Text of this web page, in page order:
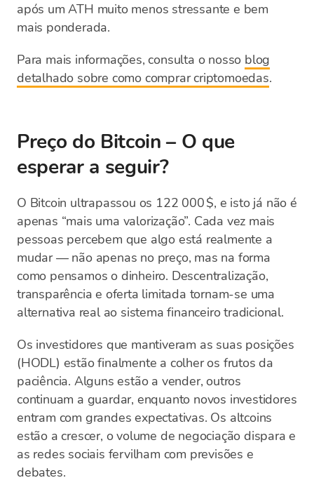
após um ATH muito menos stressante e bem
mais ponderada.
Para mais informações, consulta o nosso blog
detalhado sobre como comprar criptomoedas.
Preço do Bitcoin – O que
esperar a seguir?
O Bitcoin ultrapassou os 122 000 $, e isto já não é
apenas “mais uma valorização”. Cada vez mais
pessoas percebem que algo está realmente a
mudar — não apenas no preço, mas na forma
como pensamos o dinheiro. Descentralização,
transparência e oferta limitada tornam-se uma
alternativa real ao sistema financeiro tradicional.
Os investidores que mantiveram as suas posições
(HODL) estão finalmente a colher os frutos da
paciência. Alguns estão a vender, outros
continuam a guardar, enquanto novos investidores
entram com grandes expectativas. Os altcoins
estão a crescer, o volume de negociação dispara e
as redes sociais fervilham com previsões e
debates.